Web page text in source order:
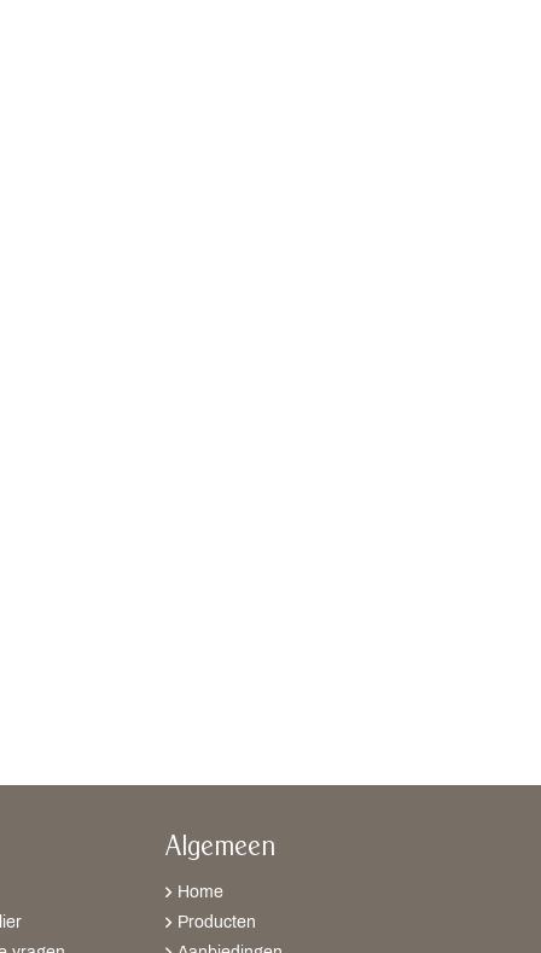
Algemeen
Home
Producten